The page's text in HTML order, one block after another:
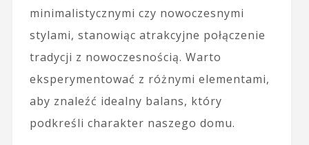
minimalistycznymi czy nowoczesnymi
stylami, stanowiąc atrakcyjne połączenie
tradycji z nowoczesnością. Warto
eksperymentować z różnymi elementami,
aby znaleźć idealny balans, który
podkreśli charakter naszego domu.